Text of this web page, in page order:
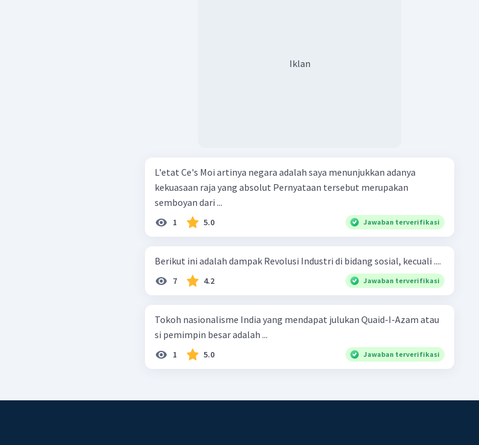
Iklan
L'etat Ce's Moi artinya negara adalah saya menunjukkan adanya
kekuasaan raja yang absolut Pernyataan tersebut merupakan
semboyan dari ...
1 5.0 Jawaban terverifikasi
Berikut ini adalah dampak Revolusi Industri di bidang sosial, kecuali ....
7 4.2 Jawaban terverifikasi
Tokoh nasionalisme India yang mendapat julukan Quaid-I-Azam atau
si pemimpin besar adalah ...
1 5.0 Jawaban terverifikasi